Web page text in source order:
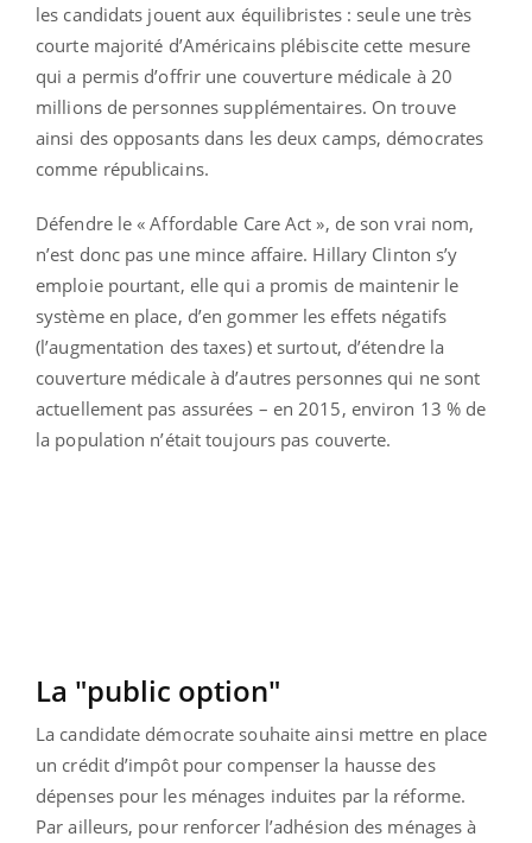
les candidats jouent aux équilibristes : seule une très
courte majorité d’Américains plébiscite cette mesure
qui a permis d’offrir une couverture médicale à 20
millions de personnes supplémentaires. On trouve
ainsi des opposants dans les deux camps, démocrates
comme républicains.
Défendre le « Affordable Care Act », de son vrai nom,
n’est donc pas une mince affaire. Hillary Clinton s’y
emploie pourtant, elle qui a promis de maintenir le
système en place, d’en gommer les effets négatifs
(l’augmentation des taxes) et surtout, d’étendre la
couverture médicale à d’autres personnes qui ne sont
actuellement pas assurées – en 2015, environ 13 % de
la population n’était toujours pas couverte.
La "public option"
La candidate démocrate souhaite ainsi mettre en place
un crédit d’impôt pour compenser la hausse des
dépenses pour les ménages induites par la réforme.
Par ailleurs, pour renforcer l’adhésion des ménages à